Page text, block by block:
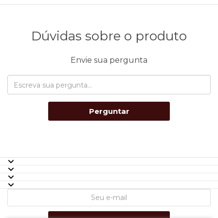
Dúvidas sobre o produto
Envie sua pergunta
Perguntar